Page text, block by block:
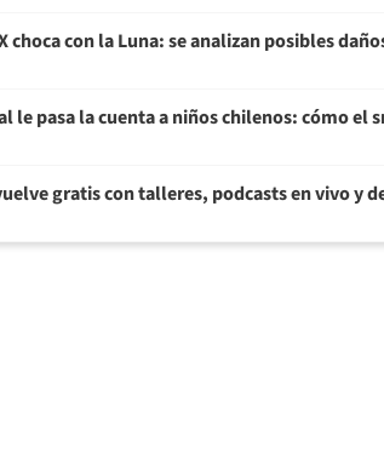
choca con la Luna: se analizan posibles
le pasa la cuenta a niños chilenos: cómo el
gratis con talleres, podcasts en vivo y